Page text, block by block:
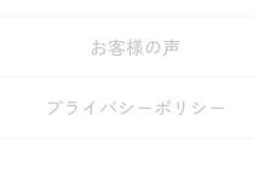
お客様の声
プライバシーポリシー